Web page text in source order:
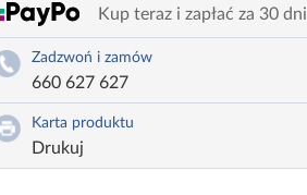
Kup teraz i zapłać za 30 dni
Zadzwoń i zamów
660 627 627
Karta produktu
Drukuj